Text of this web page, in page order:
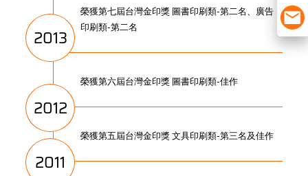
榮獲第七屆台灣金印獎 圖書印刷類-第二名、廣告
印刷類-第二名
2013
榮獲第六屆台灣金印獎 圖書印刷類-佳作
2012
榮獲第五屆台灣金印獎 文具印刷類-第三名及佳作
2011